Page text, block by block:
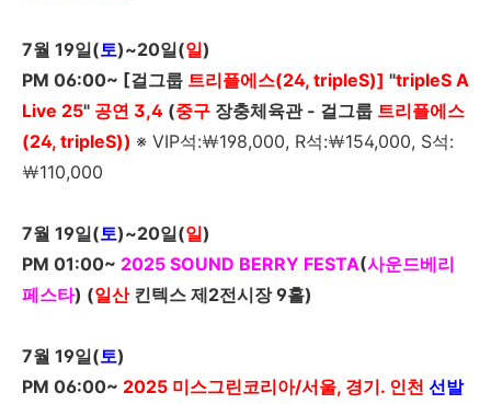
7월 19일(토)~20일(일)
PM 06:00~ [걸그룹 트리플에스(24, tripleS)] "tripleS A
Live 25" 공연 3,4 (중구 장충체육관 - 걸그룹 트리플에스
(24, tripleS)) ※ VIP석:￦198,000, R석:￦154,000, S석:
￦110,000
7월 19일(토)~20일(일)
PM 01:00~ 2025 SOUND BERRY FESTA(사운드베리
페스타) (일산킨텍스 제2전시장9홀)
7월 19일(토)
PM 06:00~ 2025 미스그린코리아/서울, 경기. 인천 선발